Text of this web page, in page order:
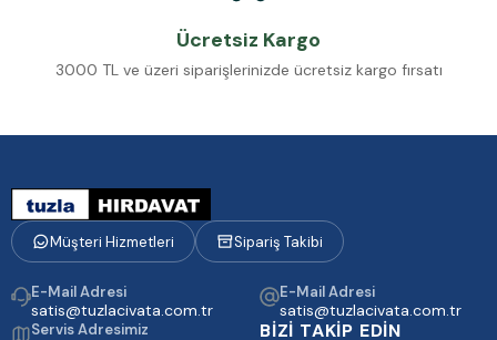
Ücretsiz Kargo
3000 TL ve üzeri siparişlerinizde ücretsiz kargo fırsatı
Müşteri Hizmetleri Sipariş Takibi
E-Mail Adresi
satis@tuzlacivata.com.tr
E-Mail Adresi
satis@tuzlacivata.com.tr
Servis Adresimiz BİZİ TAKİP EDİN